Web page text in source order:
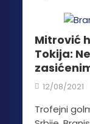
Mitrović
Tokija:
12/08/2021
Trofejni